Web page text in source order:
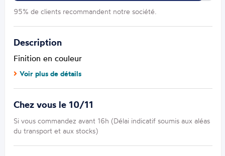
95% de clients recommandent notre société.
Description
Finition en couleur
Voir plus de détails
Chez vous le 10/11
Si vous commandez avant 16h (Délai indicatif soumis aux aléas
du transport et aux stocks)